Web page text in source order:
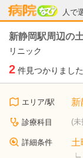
人で
病院
新静岡駅周辺の
リニック
2 件見つかりました
エリア/駅 新
診療科目 (
詳細条件 土